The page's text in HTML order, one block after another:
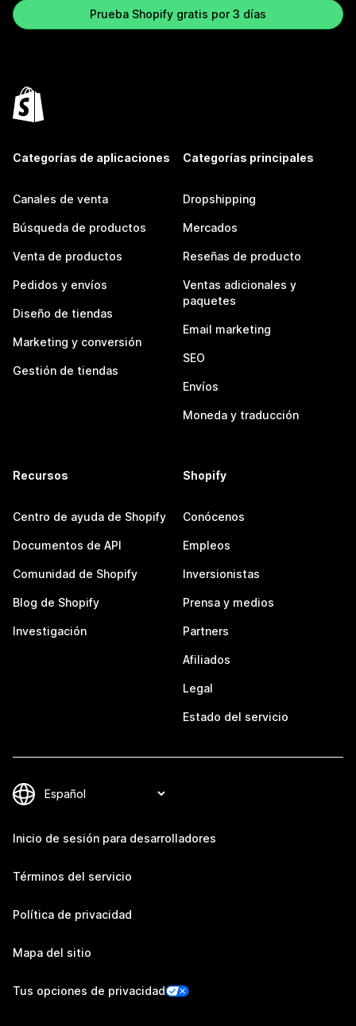
Prueba Shopify gratis por 3 días
Categorías de aplicaciones
Canales de venta
Búsqueda de productos
Venta de productos
Pedidos y envíos
Diseño de tiendas
Marketing y conversión
Gestión de tiendas
Categorías principales
Dropshipping
Mercados
Reseñas de producto
Ventas adicionales y
paquetes
Email marketing
SEO
Envíos
Moneda y traducción
Recursos
Centro de ayuda de Shopify
Documentos de API
Comunidad de Shopify
Blog de Shopify
Investigación
Shopify
Conócenos
Empleos
Inversionistas
Prensa y medios
Partners
Afiliados
Legal
Estado del servicio
Inicio de sesión para desarrolladores
Términos del servicio
Política de privacidad
Mapa del sitio
Tus opciones de privacidad